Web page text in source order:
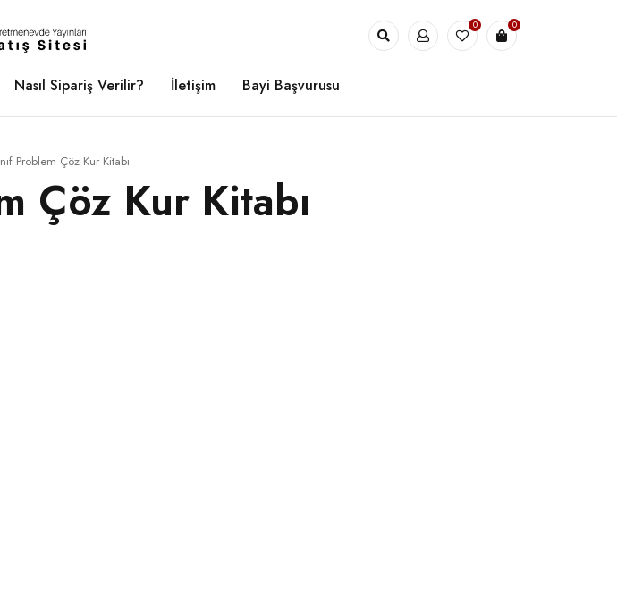
0 0
Nasıl Sipariş Verilir? İletişim Bayi Başvurusu
Problem Çöz Kur Kitabı
Çöz Kur Kitabı